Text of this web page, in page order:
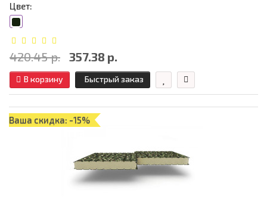
Цвет:
420.45 р. 357.38 р.
В корзину Быстрый заказ
Ваша скидка: -15%